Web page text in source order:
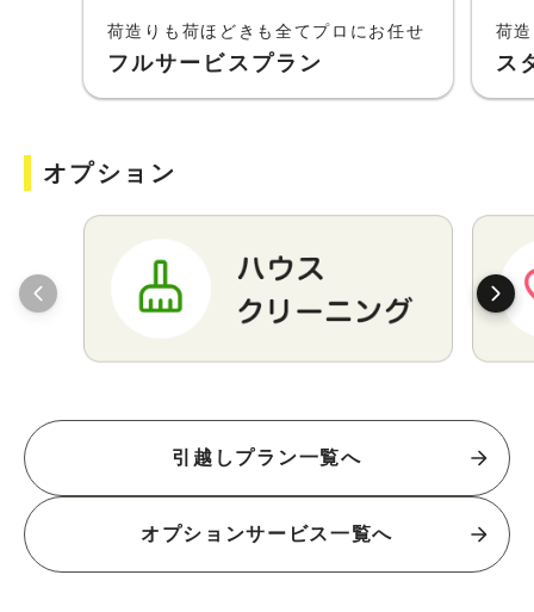
荷造りも荷ほどきも全てプロにお任せ
フルサービスプラン
荷
ス
オプション
引越しプラン一覧へ
オプションサービス一覧へ